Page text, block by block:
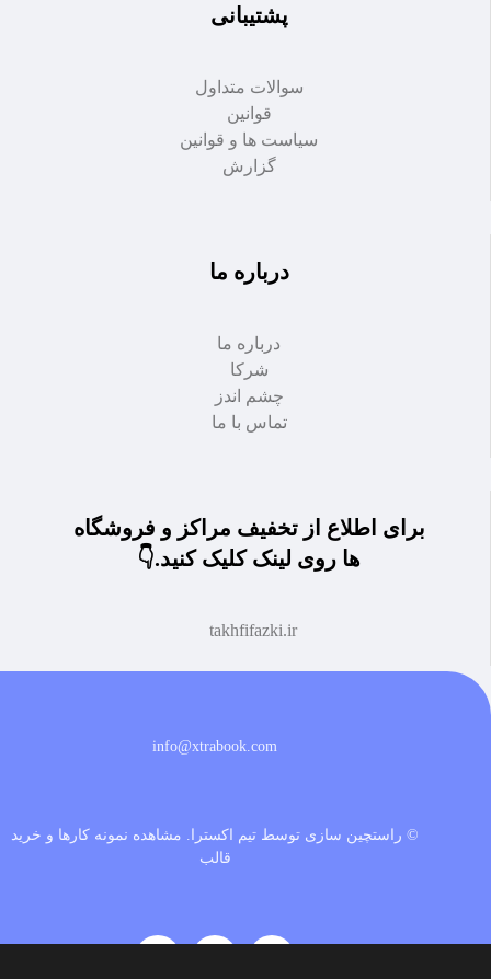
پشتیبانی
سوالات متداول
قوانین
سیاست ها و قوانین
گزارش
درباره ما
درباره ما
شرکا
چشم اندز
تماس با ما
برای اطلاع از تخفیف مراکز و فروشگاه
ها روی لینک کلیک کنید.👇
takhfifazki.ir
info@xtrabook.com
© راستچین سازی توسط تیم اکسترا. مشاهده نمونه کارها و خرید
قالب